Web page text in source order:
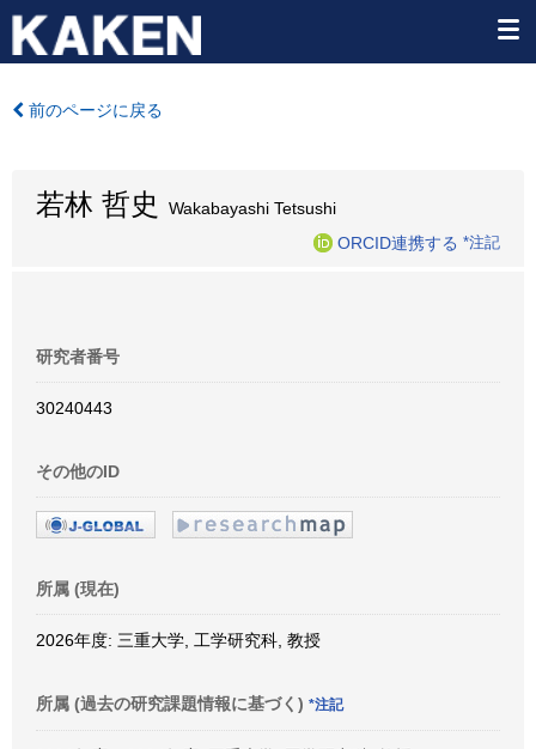
前のページに戻る
若林 哲史
Wakabayashi Tetsushi
ORCID連携する *注記
研究者番号
30240443
その他のID
所属 (現在)
2026年度: 三重大学, 工学研究科, 教授
所属 (過去の研究課題情報に基づく) *注記